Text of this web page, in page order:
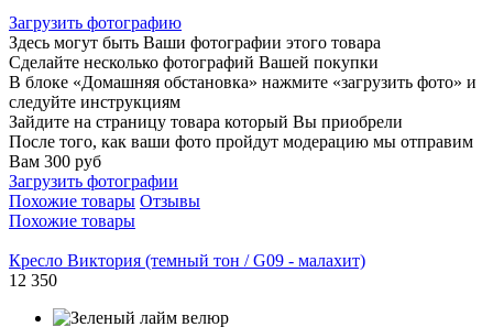
Загрузить фотографию
Здесь могут быть Ваши фотографии этого товара
Сделайте несколько фотографий Вашей покупки
В блоке «Домашняя обстановка» нажмите «загрузить фото» и
следуйте инструкциям
Зайдите на страницу товара который Вы приобрели
После того, как ваши фото пройдут модерацию мы отправим
Вам 300 руб
Загрузить фотографии
Похожие товары Отзывы
Похожие товары
Кресло Виктория (темный тон / G09 - малахит)
12 350